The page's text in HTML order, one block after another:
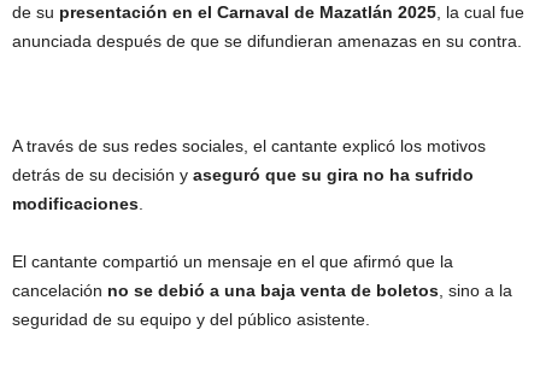
de su presentación en el Carnaval de Mazatlán 2025 , la cual fue
anunciada después de que se difundieran amenazas en su contra.
A través de sus redes sociales, el cantante explicó los motivos
detrás de su decisión y aseguró que su gira no ha sufrido
modificaciones
El cantante compartió un mensaje en el que afirmó que la
cancelación no se debió a una baja venta de boletos , sino a la
seguridad de su equipo y del público asistente.